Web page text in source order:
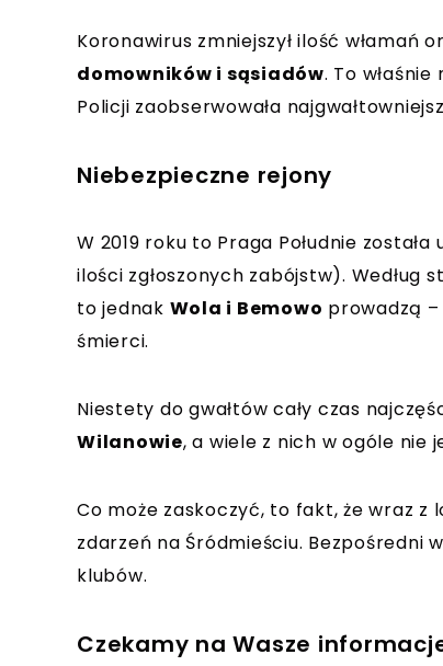
Koronawirus zmniejszył ilość włamań
domowników i sąsiadów. To
Policji zaobserwowała
Niebezpieczne rejony
W 2019 roku to Praga Południe
ilości zgłoszonych zabójstw).
to jednak Wola i Bemowo prowadzą
śmierci.
Niestety do gwałtów cały czas
Wilanowie, a wiele z nich w ogóle nie
Co może zaskoczyć, to fakt, że wraz z
zdarzeń na Śródmieściu. Bezpośredni
klubów.
Czekamy na Wasze